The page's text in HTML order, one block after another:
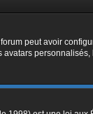
peut avoir